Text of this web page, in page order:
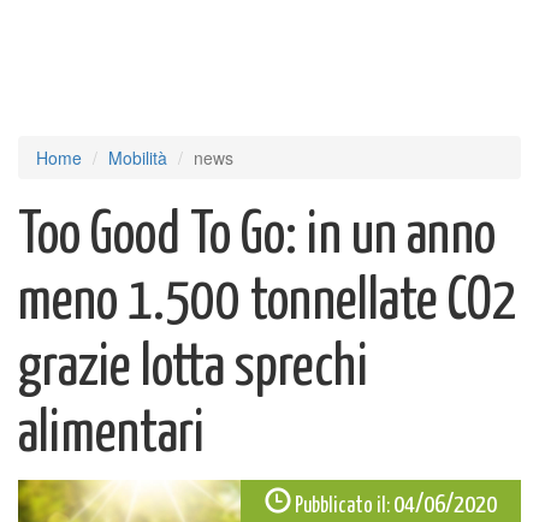
Home Mobilità news
Too Good To Go: in un anno
meno 1.500 tonnellate CO2
grazie lotta sprechi
alimentari
Pubblicato il: 04/06/2020